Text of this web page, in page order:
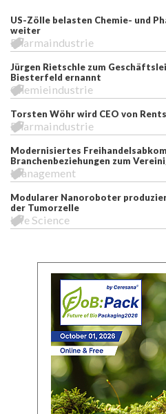
US-Zölle belasten Chemie- und
weiter
Pharmaindustrie
Jürgen Rietschle zum
Biesterfeld ernannt
Chemieindustrie
Torsten Wöhr wird CEO von
Pharmaindustrie
Modernisiertes
Branchenbeziehungen zum
Management
Modularer Nanoroboter
der Tumorzelle
Life Science